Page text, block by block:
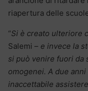
riapertura delle
“Si è creato ulteriore
Salemi – e invece la
si può venire fuori da
omogenei. A due
inaccettabile